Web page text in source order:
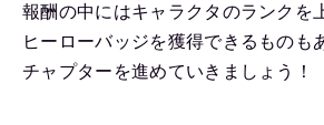
報酬の中にはキャラクタのランクを
ヒーローバッジを獲得できるものも
チャプターを進めていきましょう！